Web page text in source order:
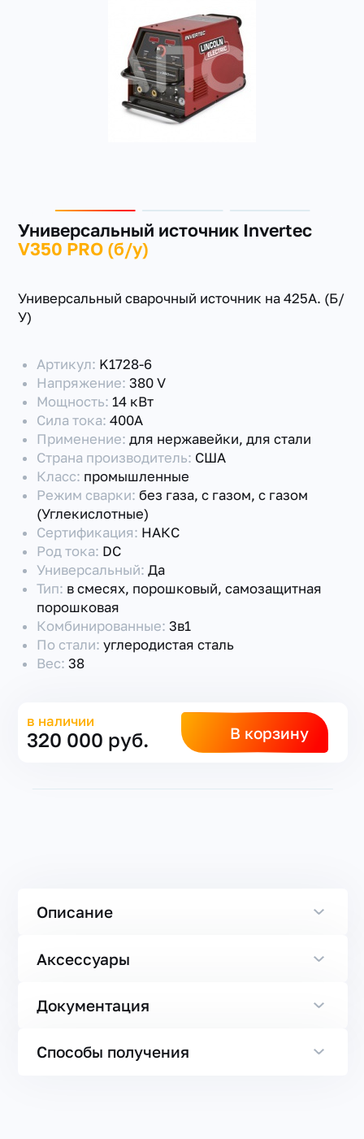
Универсальный источник Invertec
V350 PRO (б/у)
Универсальный сварочный источник на 425А. (Б/
У)
Артикул: K1728-6
Напряжение:380 V
Мощность: 14 кВт
Сила тока:400А
Применение:для нержавейки, для стали
Страна производитель: США
Класс: промышленные
Режим сварки:без газа, с газом, с газом
(Углекислотные)
Сертификация: НАКС
Род тока: DC
Универсальный:Да
Тип: в смесях, порошковый, самозащитная
порошковая
Комбинированные:3в1
По стали:углеродистая сталь
Вес:38
в наличии
320 000 руб. В корзину
Описание
Аксессуары
Документация
Способы получения